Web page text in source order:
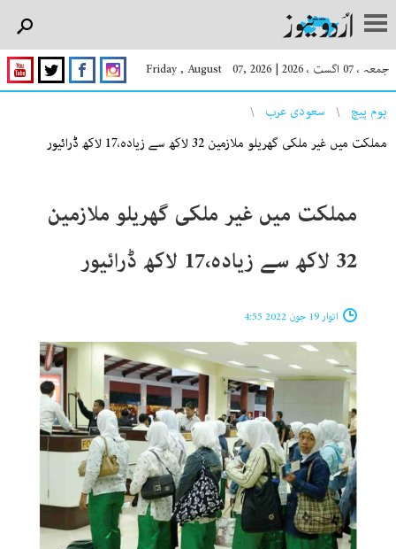
جمعہ ، 07 اگست ، 2026 |
Friday , August 07, 2026
You are here
ہوم پیچ
سعودی عرب
مملکت میں غیر ملکی گھریلو ملازمین 32 لاکھ سے زیادہ،17 لاکھ ڈرائیور
مملکت میں غیر ملکی گھریلو ملازمین
32 لاکھ سے زیادہ،17 لاکھ ڈرائیور
اتوار 19 جون 2022 4:55